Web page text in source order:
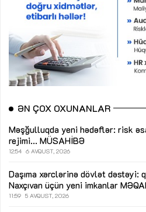
ƏN ÇOX OXUNANLAR
Məşğulluqda yeni hədəflər: risk
rejimi... MÜSAHİBƏ
12:54 6 AVQUST, 2026
Daşıma xərclərinə dövlət dəstəyi:
Naxçıvan üçün yeni imkanlar
11:59 5 AVQUST, 2026